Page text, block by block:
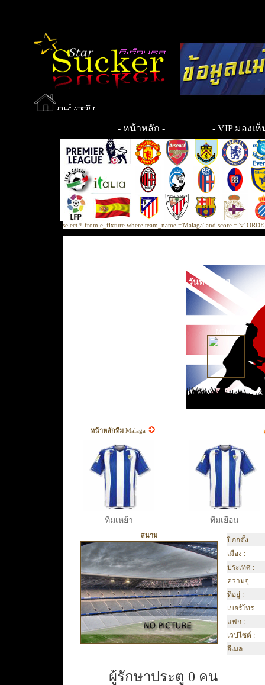
- หน้าหลัก - - VIP มองเห็
select * from e_fixture where team_name ='Malaga' and score = 'v'
วันที่ Sep 29
หน้าหลักทีม Malaga
ทีมเหย้า ทีมเยือน
สนาม
ปีก่อตั้ง :
เมือง :
ประเทศ :
ความจุ :
ที่อยู่ :
เบอร์โทร :
แฟก :
เวปไซต์ :
อีเมล :
ผู้รักษาประตู 0 คน